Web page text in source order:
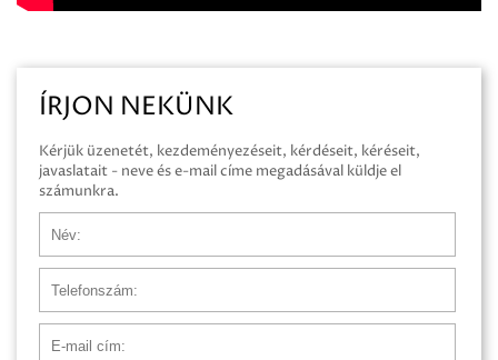
ÍRJON NEKÜNK
Kérjük üzenetét, kezdeményezéseit, kérdéseit, kéréseit,
javaslatait - neve és e-mail címe megadásával küldje el
számunkra.